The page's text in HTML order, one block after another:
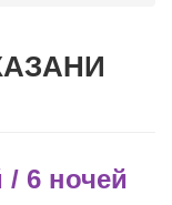
6 ночей